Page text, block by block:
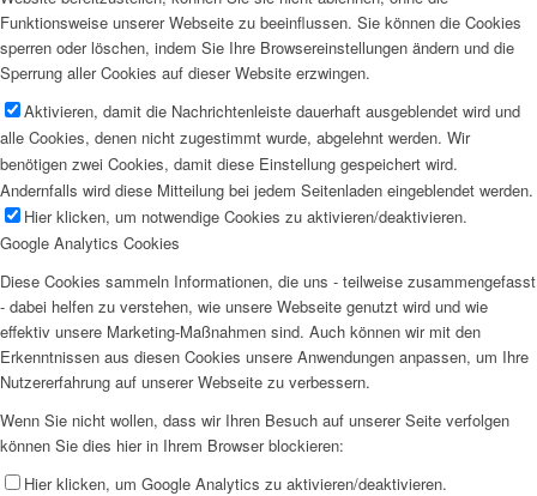
Funktionsweise unserer Webseite zu beeinflussen. Sie können die Cookies
sperren oder löschen, indem Sie Ihre Browsereinstellungen ändern und die
Sperrung aller Cookies auf dieser Website erzwingen.
Aktivieren, damit die Nachrichtenleiste dauerhaft ausgeblendet wird und
alle Cookies, denen nicht zugestimmt wurde, abgelehnt werden. Wir
benötigen zwei Cookies, damit diese Einstellung gespeichert wird.
Andernfalls wird diese Mitteilung bei jedem Seitenladen eingeblendet werden.
Hier klicken, um notwendige Cookies zu aktivieren/deaktivieren.
Google Analytics Cookies
Diese Cookies sammeln Informationen, die uns - teilweise zusammengefasst
- dabei helfen zu verstehen, wie unsere Webseite genutzt wird und wie
effektiv unsere Marketing-Maßnahmen sind. Auch können wir mit den
Erkenntnissen aus diesen Cookies unsere Anwendungen anpassen, um Ihre
Nutzererfahrung auf unserer Webseite zu verbessern.
Wenn Sie nicht wollen, dass wir Ihren Besuch auf unserer Seite verfolgen
können Sie dies hier in Ihrem Browser blockieren:
Hier klicken, um Google Analytics zu aktivieren/deaktivieren.